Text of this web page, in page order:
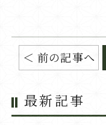
前の記事へ
最新記事